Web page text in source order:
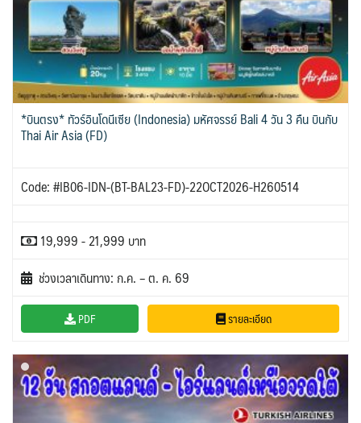
*บินตรง* ทัวร์อินโดนีเซีย (Indonesia) มหัศจรรย์ Bali 4 วัน 3 คืน บินกับ
Thai Air Asia (FD)
Code: #IB06-IDN-(BT-BAL23-FD)-22OCT2026-H260514
19,999 - 21,999 บาท
ช่วงเวลาเดินทาง: ก.ค. – ต. ค. 69
PDF รายละเอียด